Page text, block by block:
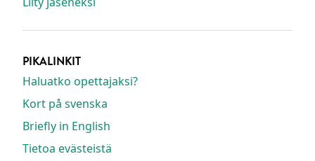
PIKALINKIT
Haluatko opettajaksi?
Kort på svenska
Briefly in English
Tietoa evästeistä